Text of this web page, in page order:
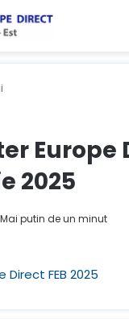
Europe
2025
Mai putin de un minut
FEB 2025